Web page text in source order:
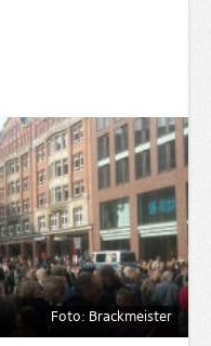
Foto: Brackmeister